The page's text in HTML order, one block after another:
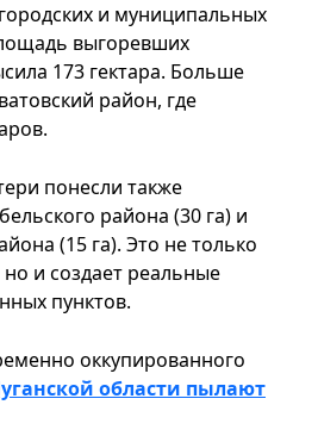
и муниципальных
выгоревших
173 гектара. Больше
район, где
понесли также
района (30 га) и
(15 га). Это не только
и создает реальные
пунктов.
оккупированного
области пылают